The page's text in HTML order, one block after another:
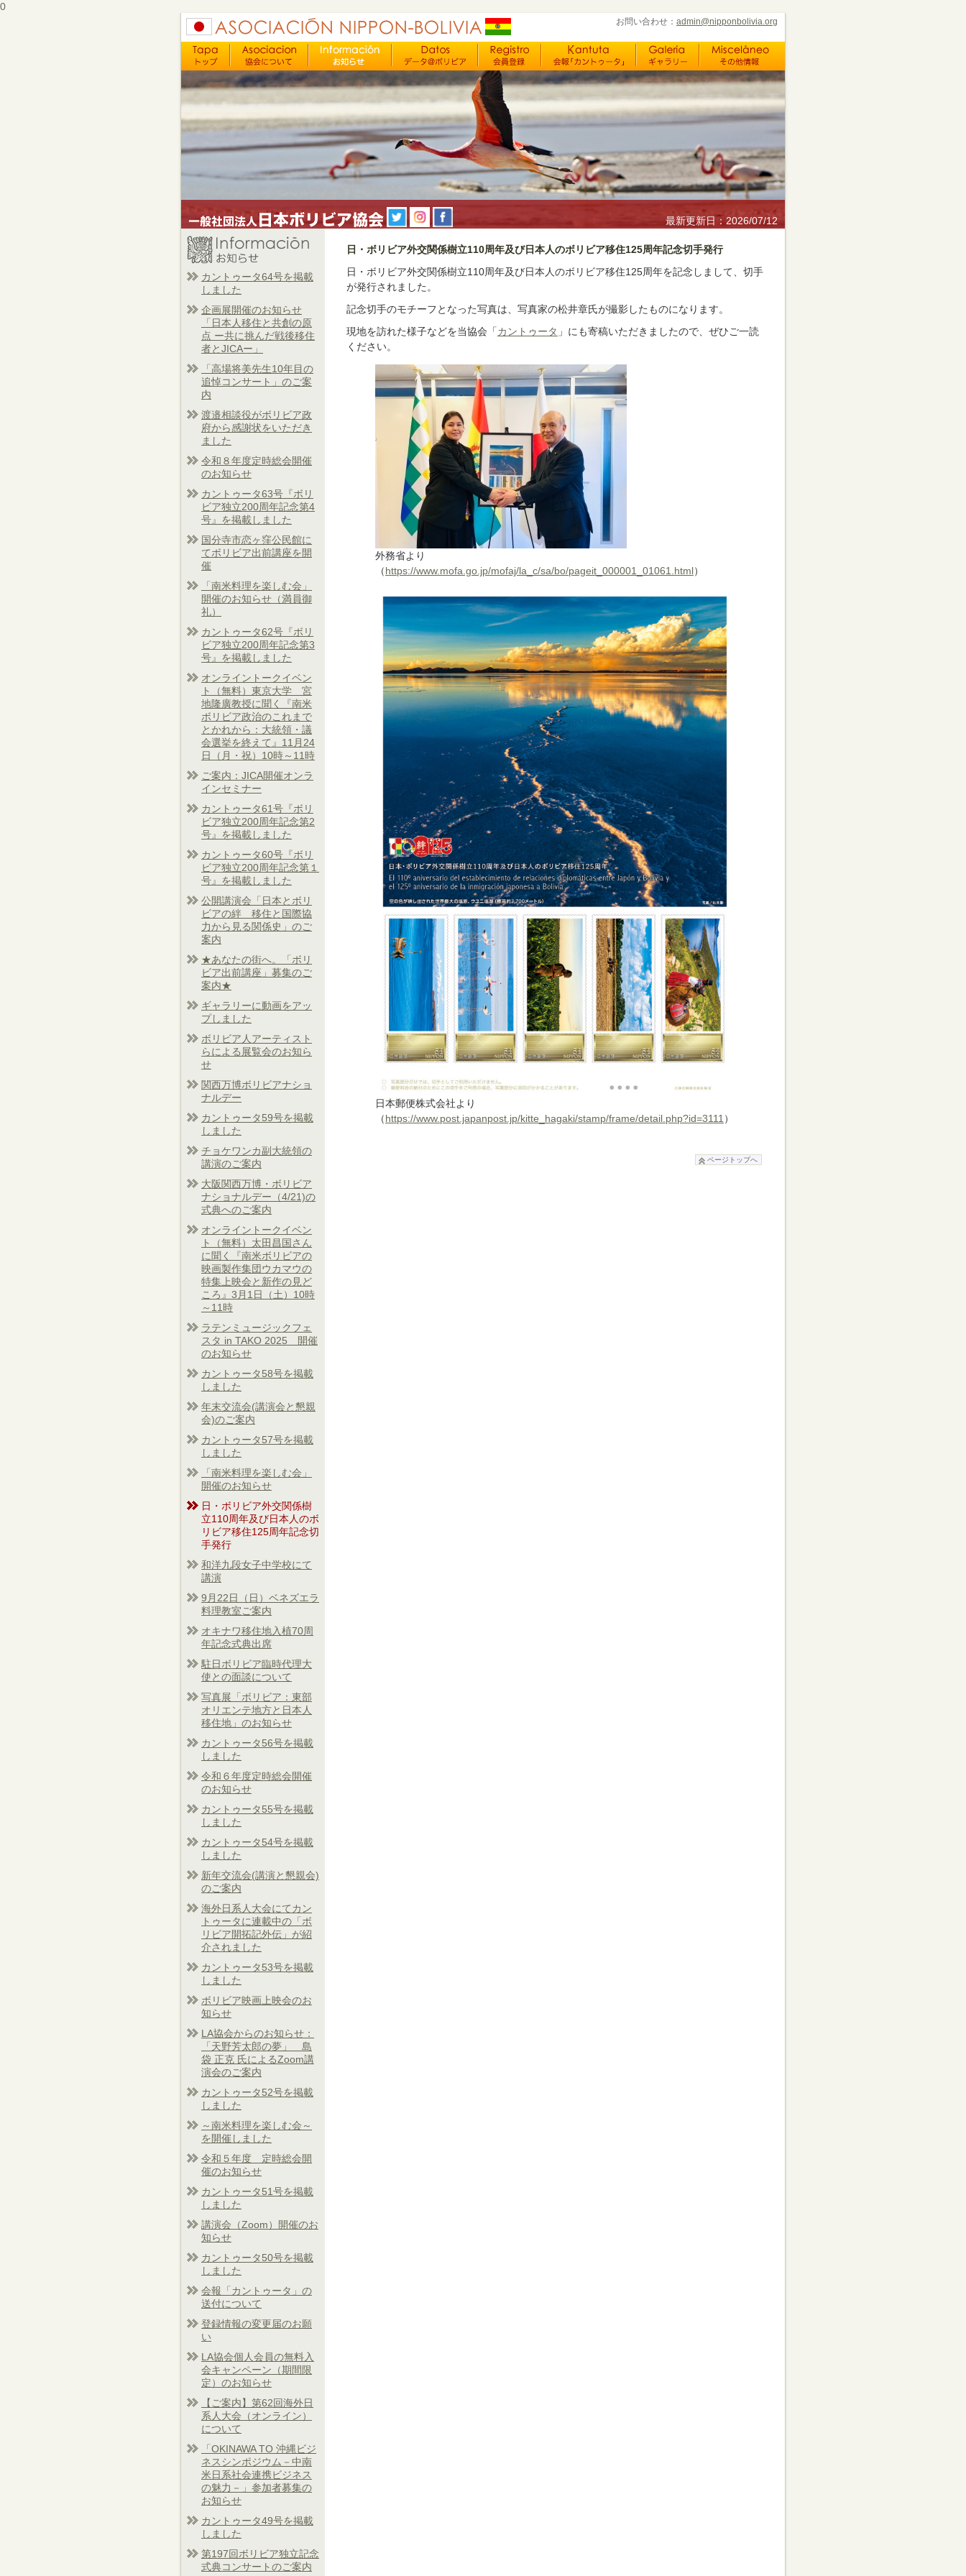
0
お問い合わせ： admin@nipponbolivia.org
最新更新日：2026/07/12
カントゥータ64号を掲載
しました
企画展開催のお知らせ
「日本人移住と共創の原
点 ー共に挑んだ戦後移住
者とJICAー」
「高場将美先生10年目の
追悼コンサート」のご案
内
渡邉相談役がボリビア政
府から感謝状をいただき
ました
令和８年度定時総会開催
のお知らせ
カントゥータ63号『ボリ
ビア独立200周年記念第4
号』を掲載しました
国分寺市恋ヶ窪公民館に
てボリビア出前講座を開
催
「南米料理を楽しむ会」
開催のお知らせ（満員御
礼）
カントゥータ62号『ボリ
ビア独立200周年記念第3
号』を掲載しました
オンライントークイベン
ト（無料）東京大学 宮
地隆廣教授に聞く『南米
ボリビア政治のこれまで
とかれから：大統領・議
会選挙を終えて』11月24
日（月・祝）10時～11時
ご案内：JICA開催オンラ
インセミナー
カントゥータ61号『ボリ
ビア独立200周年記念第2
号』を掲載しました
カントゥータ60号『ボリ
ビア独立200周年記念第１
号』を掲載しました
公開講演会「日本とボリ
ビアの絆 移住と国際協
力から見る関係史」のご
案内
★あなたの街へ。「ボリ
ビア出前講座」募集のご
案内★
ギャラリーに動画をアッ
プしました
ボリビア人アーティスト
らによる展覧会のお知ら
せ
関西万博ボリビアナショ
ナルデー
カントゥータ59号を掲載
しました
チョケワンカ副大統領の
講演のご案内
大阪関西万博・ボリビア
ナショナルデー（4/21)の
式典へのご案内
オンライントークイベン
ト（無料）太田昌国さん
に聞く『南米ボリビアの
映画製作集団ウカマウの
特集上映会と新作の見ど
ころ』3月1日（土）10時
～11時
ラテンミュージックフェ
スタ in TAKO 2025 開催
のお知らせ
カントゥータ58号を掲載
しました
年末交流会(講演会と懇親
会)のご案内
カントゥータ57号を掲載
しました
「南米料理を楽しむ会」
開催のお知らせ
日・ボリビア外交関係樹
立110周年及び日本人のボ
リビア移住125周年記念切
手発行
和洋九段女子中学校にて
講演
9月22日（日）ベネズエラ
料理教室ご案内
オキナワ移住地入植70周
年記念式典出席
駐日ボリビア臨時代理大
使との面談について
写真展「ボリビア：東部
オリエンテ地方と日本人
移住地」のお知らせ
カントゥータ56号を掲載
しました
令和６年度定時総会開催
のお知らせ
カントゥータ55号を掲載
しました
カントゥータ54号を掲載
しました
新年交流会(講演と懇親会)
のご案内
海外日系人大会にてカン
トゥータに連載中の「ボ
リビア開拓記外伝」が紹
介されました
カントゥータ53号を掲載
しました
ボリビア映画上映会のお
知らせ
LA協会からのお知らせ：
「天野芳太郎の夢」 島
袋 正克 氏によるZoom講
演会のご案内
カントゥータ52号を掲載
しました
～南米料理を楽しむ会～
を開催しました
令和５年度 定時総会開
催のお知らせ
カントゥータ51号を掲載
しました
講演会（Zoom）開催のお
知らせ
カントゥータ50号を掲載
しました
会報「カントゥータ」の
送付について
登録情報の変更届のお願
い
LA協会個人会員の無料入
会キャンペーン（期間限
定）のお知らせ
【ご案内】第62回海外日
系人大会（オンライン）
について
「OKINAWA TO 沖縄ビジ
ネスシンポジウム－中南
米日系社会連携ビジネス
の魅力－」参加者募集の
お知らせ
カントゥータ49号を掲載
しました
第197回ボリビア独立記念
式典コンサートのご案内
日・ボリビア外交関係樹立110周年及び日本人のボリビア移住125周年記念切手発行
日・ボリビア外交関係樹立110周年及び日本人のボリビア移住125周年を記念しまして、切手
が発行されました。
記念切手のモチーフとなった写真は、写真家の松井章氏が撮影したものになります。
現地を訪れた様子などを当協会「カントゥータ 」にも寄稿いただきましたので、ぜひご一読
ください。
外務省より
（https://www.mofa.go.jp/mofaj/la_c/sa/bo/pageit_000001_01061.html）
日本郵便株式会社より
（https://www.post.japanpost.jp/kitte_hagaki/stamp/frame/detail.php?id=3111 ）
ページトップへ